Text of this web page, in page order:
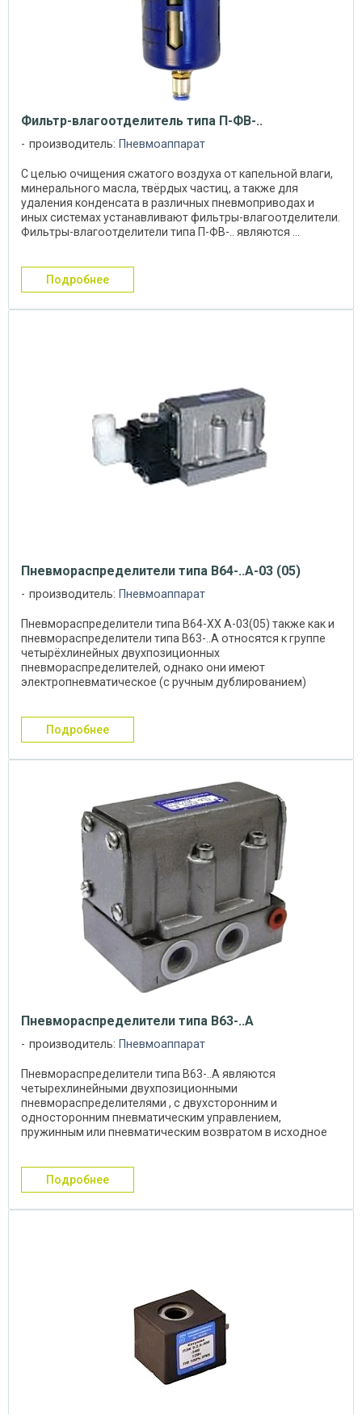
Фильтр-влагоотделитель типа П-ФВ-..
производитель: Пневмоаппарат
С целью очищения сжатого воздуха от капельной влаги,
минерального масла, твёрдых частиц, а также для
удаления конденсата в различных пневмоприводах и
иных системах устанавливают фильтры-влагоотделители.
Фильтры-влагоотделители типа П-ФВ-.. являются ...
подробнее
Пневмораспределители типа В64-..А-03 (05)
производитель: Пневмоаппарат
Пневмораспределители типа В64-ХХ А-03(05) также как и
пневмораспределители типа В63-..А относятся к группе
четырёхлинейных двухпозиционных
пневмораспределителей, однако они имеют
электропневматическое (с ручным дублированием)
подробнее
Пневмораспределители типа В63-..А
производитель: Пневмоаппарат
Пневмораспределители типа В63-..А являются
четырехлинейными двухпозиционными
пневмораспределителями , с двухсторонним и
односторонним пневматическим управлением,
пружинным или пневматическим возвратом в исходное
подробнее